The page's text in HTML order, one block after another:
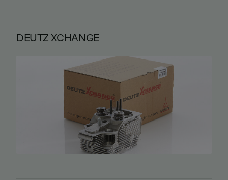
DEUTZ XCHANGE